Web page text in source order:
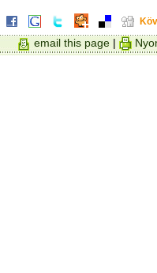
email this page|